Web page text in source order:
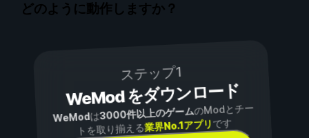
どのように動作しますか？
ステップ1
WeMod をダウンロード
WeModは3000件以上のゲームのModとチー
トを取り揃える業界No.1アプリです